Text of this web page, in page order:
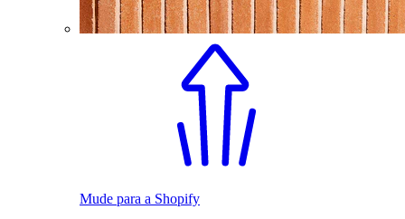
Mude para a Shopify